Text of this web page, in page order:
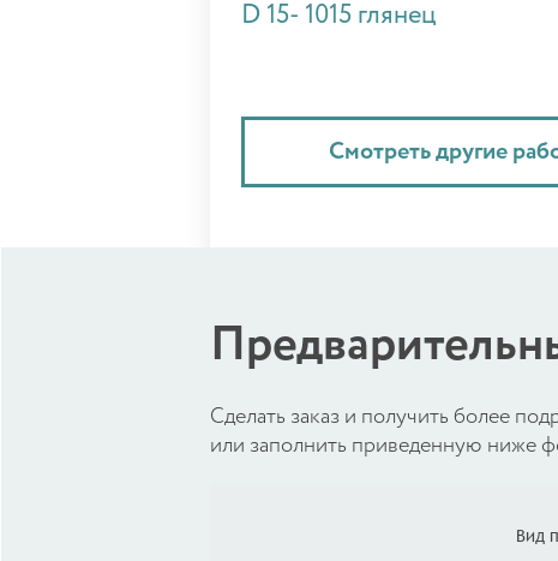
D 15- 1015 глянец
Смотреть другие
Cделать заказ и получить более
или заполнить приведенную ниже
Вид